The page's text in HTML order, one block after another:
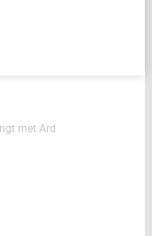
met Ard